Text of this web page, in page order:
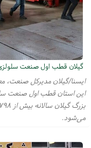
گیلان قطب اول صنعت
ایسنا/گیلان مدیرکل صنعت،
می‌شود.